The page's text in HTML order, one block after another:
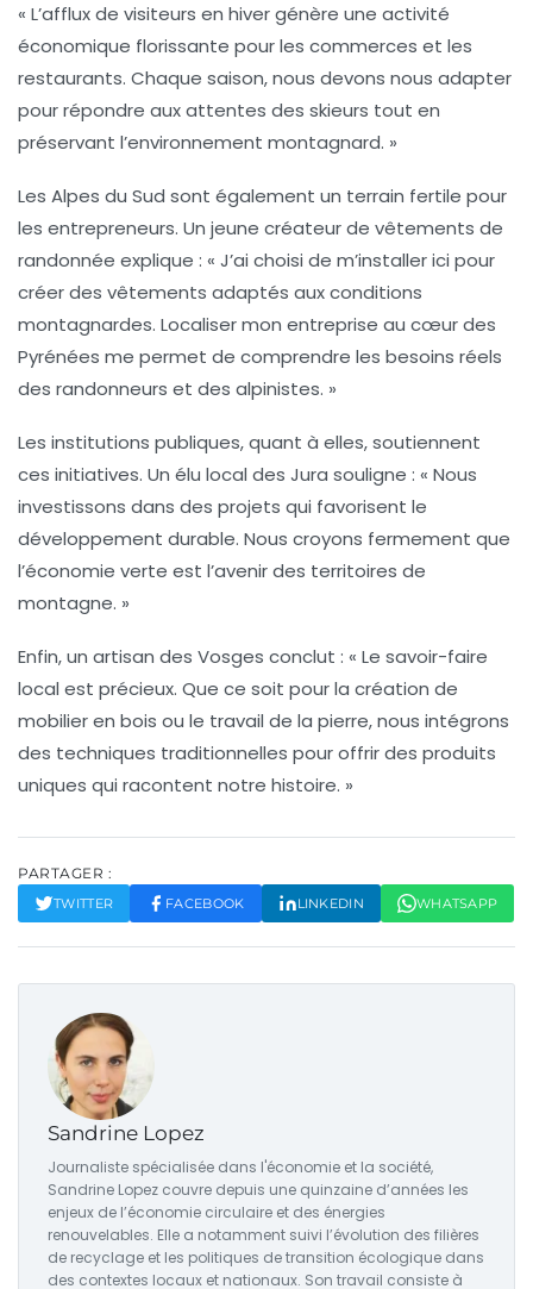
« L’afflux de visiteurs en hiver génère une activité
économique florissante pour les commerces et les
restaurants. Chaque saison, nous devons nous adapter
pour répondre aux attentes des skieurs tout en
préservant l’environnement montagnard. »
Les Alpes du Sud sont également un terrain fertile pour
les entrepreneurs. Un jeune créateur de vêtements de
randonnée explique : « J’ai choisi de m’installer ici pour
créer des vêtements adaptés aux conditions
montagnardes. Localiser mon entreprise au cœur des
Pyrénées me permet de comprendre les besoins réels
des randonneurs et des alpinistes. »
Les institutions publiques, quant à elles, soutiennent
ces initiatives. Un élu local des Jura souligne : « Nous
investissons dans des projets qui favorisent le
développement durable. Nous croyons fermement que
l’économie verte est l’avenir des territoires de
montagne. »
Enfin, un artisan des Vosges conclut : « Le savoir-faire
local est précieux. Que ce soit pour la création de
mobilier en bois ou le travail de la pierre, nous intégrons
des techniques traditionnelles pour offrir des produits
uniques qui racontent notre histoire. »
PARTAGER :
TWITTER FACEBOOK LINKEDIN WHATSAPP
Sandrine Lopez
Journaliste spécialisée dans l'économie et la société,
Sandrine Lopez couvre depuis une quinzaine d’années les
enjeux de l’économie circulaire et des énergies
renouvelables. Elle a notamment suivi l’évolution des filières
de recyclage et les politiques de transition écologique dans
des contextes locaux et nationaux. Son travail consiste à